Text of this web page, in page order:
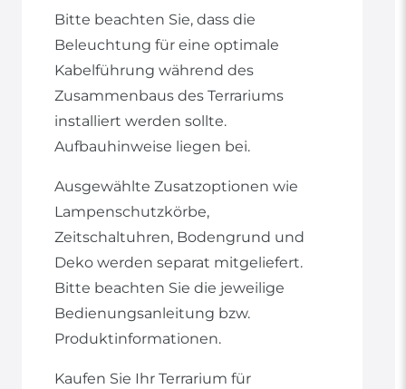
Bitte beachten Sie, dass die
Beleuchtung für eine optimale
Kabelführung während des
Zusammenbaus des Terrariums
installiert werden sollte.
Aufbauhinweise liegen bei.
Ausgewählte Zusatzoptionen wie
Lampenschutzkörbe,
Zeitschaltuhren, Bodengrund und
Deko werden separat mitgeliefert.
Bitte beachten Sie die jeweilige
Bedienungsanleitung bzw.
Produktinformationen.
Kaufen Sie Ihr Terrarium für